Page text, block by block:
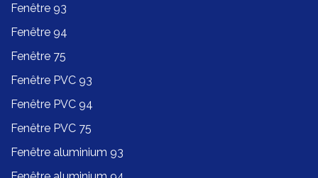
Fenêtre 93
Fenêtre 94
Fenêtre 75
Fenêtre PVC 93
Fenêtre PVC 94
Fenêtre PVC 75
Fenêtre aluminium 93